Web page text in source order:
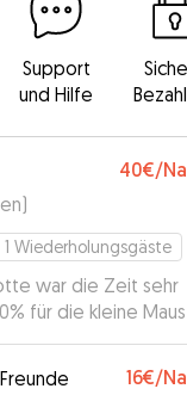
Support
und Hilfe
40€/
)
1 Wiederholungsgäste
war die Zeit sehr
für die kleine
und wir freuen uns
tolle Seele
16€/